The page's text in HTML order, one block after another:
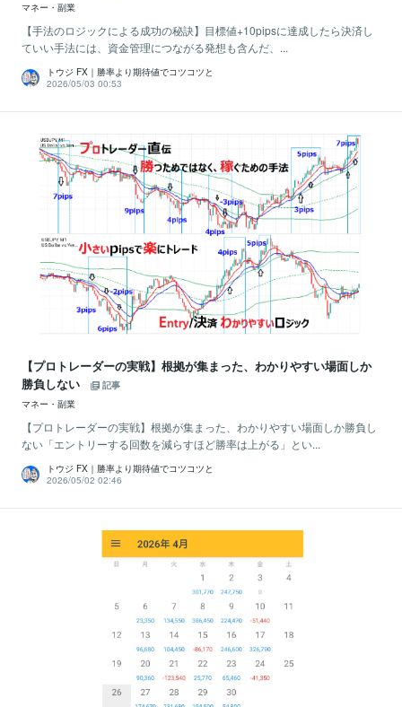
マネー・副業
【手法のロジックによる成功の秘訣】目標値+10pipsに達成したら決済し
ていい手法には、資金管理につながる発想も含んだ、...
トウジ FX｜勝率より期待値でコツコツと
2026/05/03 00:53
【プロトレーダーの実戦】根拠が集まった、わかりやすい場面しか
勝負しない
記事
マネー・副業
【プロトレーダーの実戦】根拠が集まった、わかりやすい場面しか勝負し
ない「エントリーする回数を減らすほど勝率は上がる」とい...
トウジ FX｜勝率より期待値でコツコツと
2026/05/02 02:46